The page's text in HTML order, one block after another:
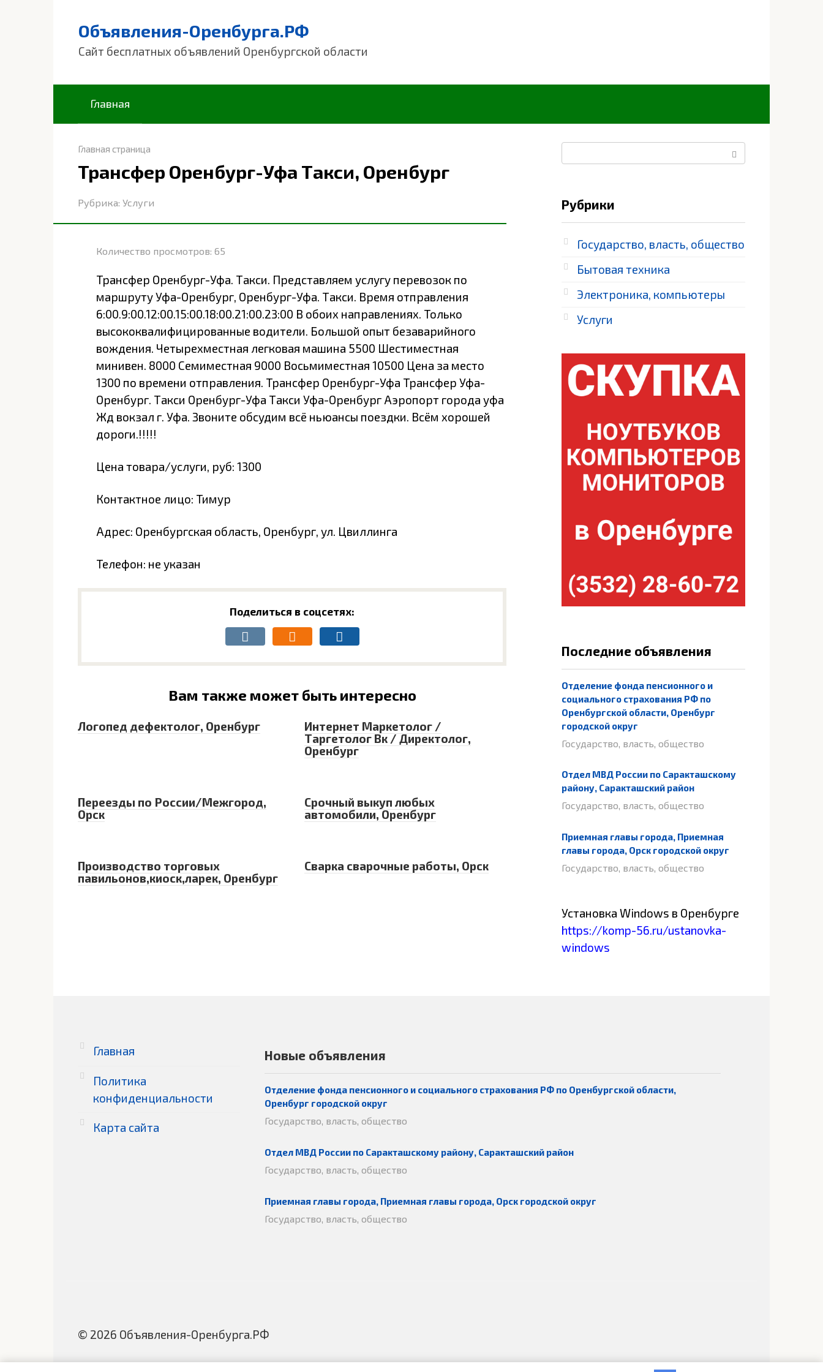
Объявления-Оренбурга.РФ
Сайт бесплатных объявлений Оренбургской области
Главная
Главная страница
Трансфер Оренбург-Уфа Такси, Оренбург
Рубрика: Услуги
Количество просмотров: 65
Трансфер Оренбург-Уфа. Такси. Представляем услугу перевозок по
маршруту Уфа-Оренбург, Оренбург-Уфа. Такси. Время отправления
6:00.9:00.12:00.15:00.18:00.21:00.23:00 В обоих направлениях. Только
высококвалифицированные водители. Большой опыт безаварийного
вождения. Четырехместная легковая машина 5500 Шестиместная
минивен. 8000 Семиместная 9000 Восьмиместная 10500 Цена за место
1300 по времени отправления. Трансфер Оренбург-Уфа Трансфер Уфа-
Оренбург. Такси Оренбург-Уфа Такси Уфа-Оренбург Аэропорт города уфа
Жд вокзал г. Уфа. Звоните обсудим всё ньюансы поездки. Всём хорошей
дороги.!!!!!
Цена товара/услуги, руб: 1300
Контактное лицо: Тимур
Адрес: Оренбургская область, Оренбург, ул. Цвиллинга
Телефон: не указан
Поделиться в соцсетях:
Вам также может быть интересно
Логопед дефектолог, Оренбург
Интернет Маркетолог /
Таргетолог Вк / Директолог,
Оренбург
Переезды по России/Межгород,
Орск
Срочный выкуп любых
автомобили, Оренбург
Производство торговых
павильонов,киоск,ларек, Оренбург
Сварка сварочные работы, Орск
Рубрики
Государство, власть, общество
Бытовая техника
Электроника, компьютеры
Услуги
Последние объявления
Отделение фонда пенсионного и
социального страхования РФ по
Оренбургской области, Оренбург
городской округ
Государство, власть, общество
Отдел МВД России по Саракташскому
району, Саракташский район
Государство, власть, общество
Приемная главы города, Приемная
главы города, Орск городской округ
Государство, власть, общество
Установка Windows в Оренбурге
https://komp-56.ru/ustanovka-
windows
Главная
Политика
конфиденциальности
Карта сайта
Новые объявления
Отделение фонда пенсионного и социального страхования РФ по Оренбургской области,
Оренбург городской округ
Государство, власть, общество
Отдел МВД России по Саракташскому району, Саракташский район
Государство, власть, общество
Приемная главы города, Приемная главы города, Орск городской округ
Государство, власть, общество
© 2026 Объявления-Оренбурга.РФ